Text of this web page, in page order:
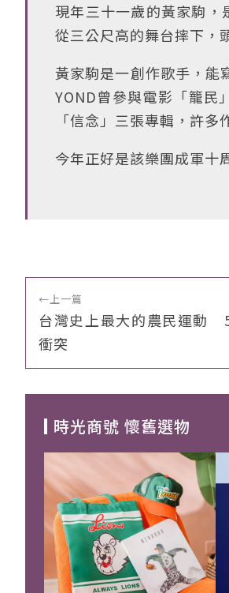
現年三十一歲的黃家駒
從三公尺高的舞台摔下，
黃家駒是一創作歌手，能
YOND曾參與電影「籠民
「信念」三張專輯，許多
今年正好是該樂團成軍十
←上一篇
台灣史上最大的農民運動
衝突
時光商號 懷舊選物